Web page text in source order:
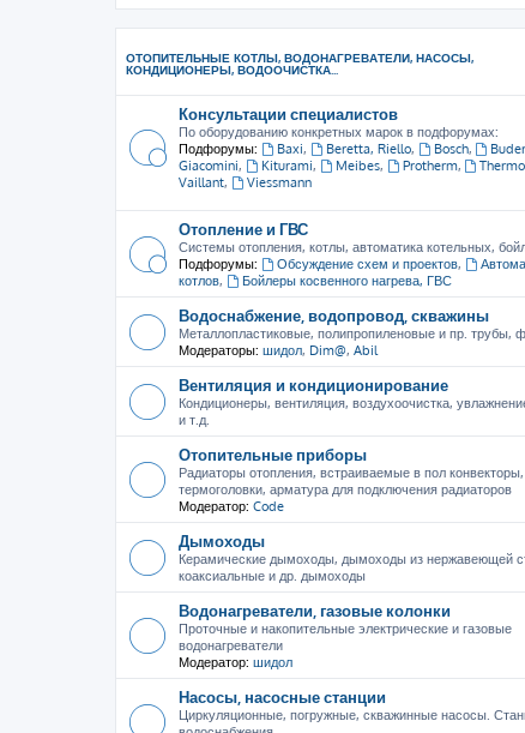
ОТОПИТЕЛЬНЫЕ КОТЛЫ, ВОДОНАГРЕВАТЕЛИ, НАСОСЫ,
КОНДИЦИОНЕРЫ, ВОДООЧИСТКА...
Консультации специалистов
По оборудованию конкретных марок в подфорумах:
Подфорумы:
Baxi, Beretta, Riello, Bosch,
Giacomini, Kiturami, Meibes, Protherm,
Vaillant, Viessmann
Отопление и ГВС
Системы отопления, котлы, автоматика котельных,
Подфорумы:
Обсуждение схем и проектов,
котлов, Бойлеры косвенного нагрева, ГВС
Водоснабжение, водопровод, скважины
Металлопластиковые, полипропиленовые и пр. трубы,
Модераторы: шидол, Dim@, Abil
Вентиляция и кондиционирование
Кондиционеры, вентиляция, воздухоочистка,
и т.д.
Отопительные приборы
Радиаторы отопления, встраиваемые в пол конвекторы,
термоголовки, арматура для подключения радиаторов
Модератор: Code
Дымоходы
Керамические дымоходы, дымоходы из нержавеющей
коаксиальные и др. дымоходы
Водонагреватели, газовые колонки
Проточные и накопительные электрические и газовые
водонагреватели
Модератор: шидол
Насосы, насосные станции
Циркуляционные, погружные, скважинные насосы.